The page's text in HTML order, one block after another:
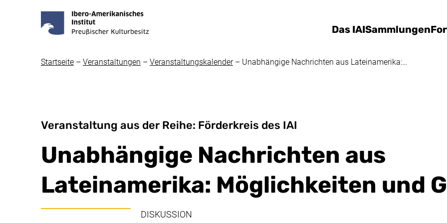
Das IAISammlungen
Startseite – Veranstaltungen – Veranstaltungskalender – Unabhängige Nachrichten aus Lateinamerika:…
Veranstaltung aus der Reihe: Förderkreis des IAI
Unabhängige Nachrichten aus
Lateinamerika: Möglichkeiten und
DISKUSSION